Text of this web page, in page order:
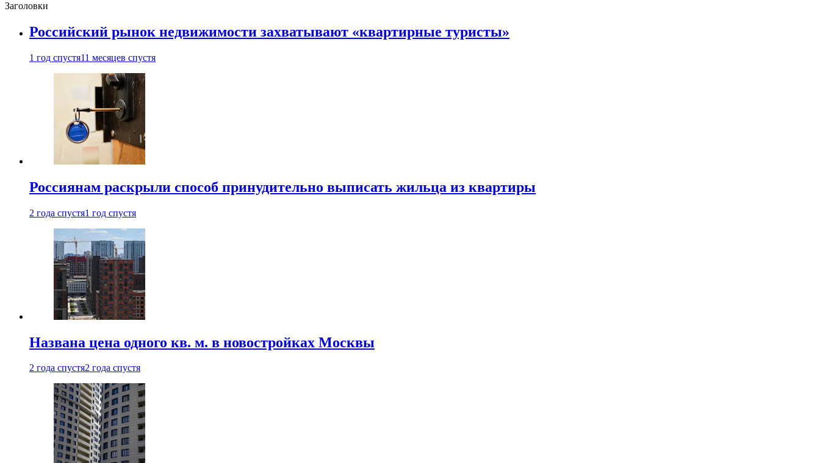
Заголовки
Российский рынок недвижимости захватывают «квартирные туристы»
1 год спустя11 месяцев спустя
Россиянам раскрыли способ принудительно выписать жильца из квартиры
2 года спустя1 год спустя
Названа цена одного кв. м. в новостройках Москвы
2 года спустя2 года спустя